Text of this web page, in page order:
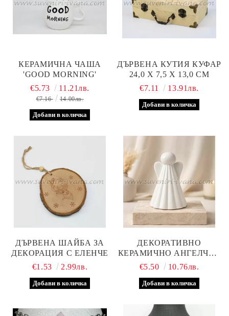
КЕРАМИЧНА ЧАША
'GOOD MORNING'
€5.73
11.21лв.
€7.16 14.00лв.
ДЪРВЕНА КУТИЯ КУФАР
24,0 Х 7,5 Х 13,0 СМ
€7.11
13.91лв.
ДЪРВЕНА ШАЙБА ЗА
ДЕКОРАЦИЯ С ЕЛЕНЧЕ
€1.53
2.99лв.
ДЕКОРАТИВНО
КЕРАМИЧНО АНГЕЛЧЕ –
ЕЛЕГАНТНА КОЛЕДНА
€5.50 10.76лв.